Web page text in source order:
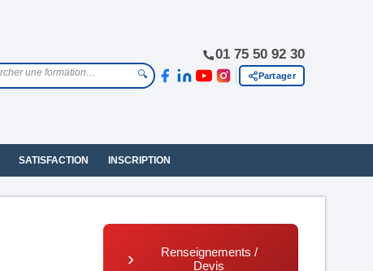
01 75 50 92 30
🔍 Partager
SATISFACTION INSCRIPTION
Renseignements /
Devis